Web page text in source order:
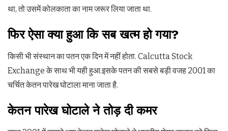
था, तो उसमें कोलकाता का नाम जरूर लिया जाता था.
फिर ऐसा क्या हुआ कि सब खत्म हो गया?
किसी भी संस्थान का पतन एक दिन में नहीं होता. Calcutta Stock
Exchange के साथ भी यही हुआ.इसके पतन की सबसे बड़ी वजह 2001 का
चर्चित केतन पारेख घोटाला माना जाता है.
केतन पारेख घोटाले ने तोड़ दी कमर